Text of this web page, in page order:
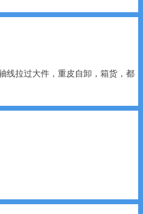
线拉过大件，重皮自卸，箱货，都